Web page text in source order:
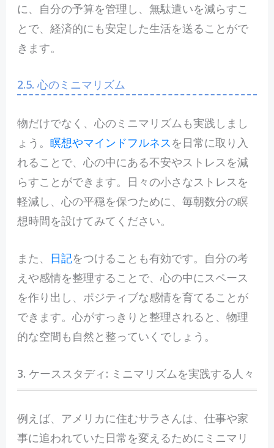
に、自分の予算を管理し、無駄遣いを減らすこ
とで、経済的にも安定した生活を送ることがで
きます。
2.5. 心のミニマリズム
物だけでなく、心のミニマリズムも実践しまし
ょう。 瞑想やマインドフルネスを日常に取り入
れることで、心の中にある不安やストレスを減
らすことができます。日々の小さなストレスを
軽減し、心の平穏を保つために、毎朝数分の瞑
想時間を設けてみてください。
また、 日記をつけることも有効です。自分の考
えや感情を整理することで、心の中にスペース
を作り出し、ポジティブな感情を育てることが
できます。心がすっきりと整理されると、物理
的な空間も自然と整っていくでしょう。
3. ケーススタディ: ミニマリズムを実践する人々
例えば、アメリカに住むサラさんは、仕事や家
事に追われていた日常を変えるためにミニマリ